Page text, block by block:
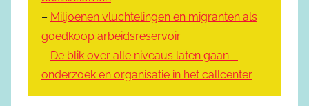
– Miljoenen vluchtelingen en migranten als
goedkoop arbeidsreservoir
– De blik over alle niveaus laten gaan –
onderzoek en organisatie in het callcenter